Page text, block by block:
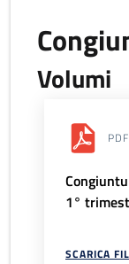
Volumi
PDF
1°
SCARICA